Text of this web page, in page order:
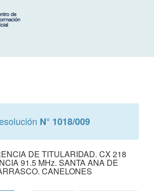
N° 1018/009
DE TITULARIDAD. CX 218
91.5 MHz. SANTA ANA DE
CANELONES